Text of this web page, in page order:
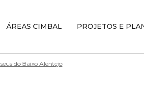
ÁREAS CIMBAL PROJETOS E
do Baixo Alentejo